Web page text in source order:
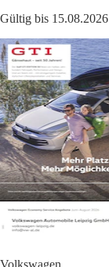
Gültig bis 15.08.2026